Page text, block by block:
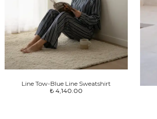
Line Tow-Blue Line Sweatshirt
₺ 4,140.00